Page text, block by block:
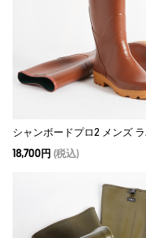
18,700円 (税込)